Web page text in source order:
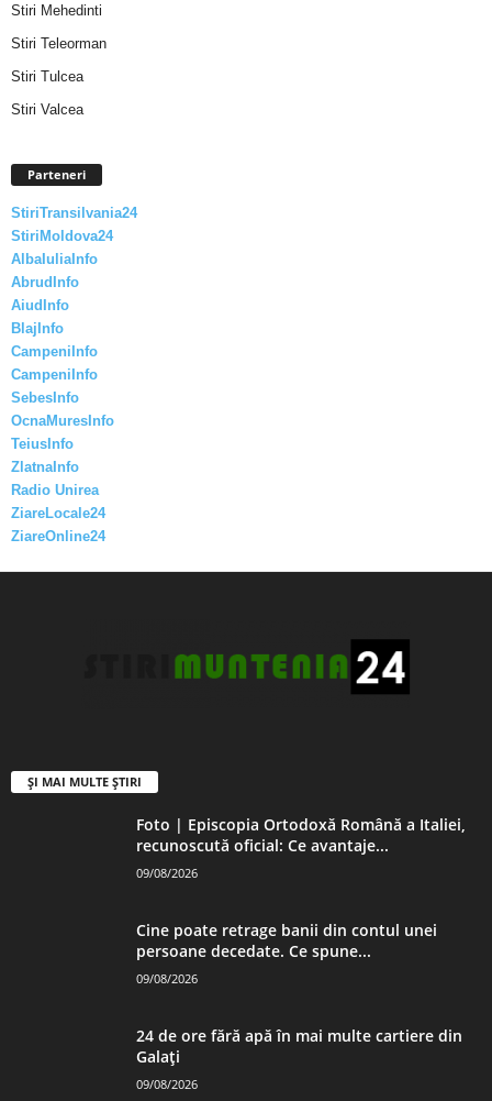
Stiri Mehedinti
Stiri Teleorman
Stiri Tulcea
Stiri Valcea
Parteneri
StiriTransilvania24
StiriMoldova24
AlbaIuliaInfo
AbrudInfo
AiudInfo
BlajInfo
CampeniInfo
CampeniInfo
SebesInfo
OcnaMuresInfo
TeiusInfo
ZlatnaInfo
Radio Unirea
ZiareLocale24
ZiareOnline24
ȘI MAI MULTE ȘTIRI
Foto | Episcopia Ortodoxă Română a Italiei,
recunoscută oficial: Ce avantaje...
09/08/2026
Cine poate retrage banii din contul unei
persoane decedate. Ce spune...
09/08/2026
24 de ore fără apă în mai multe cartiere din
Galați
09/08/2026